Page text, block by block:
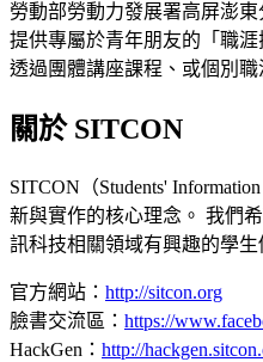
勞動部勞動力發展署高屏澎東
提供專屬於青年朋友的「職
透過團體講座課程、或個別
關於 SITCON
SITCON（Students'
新與實作的核心理念。 我們
訊科技相關領域有興趣的學
官方網站： http://sitcon.org
臉書交流區： https://
HackGen： http://